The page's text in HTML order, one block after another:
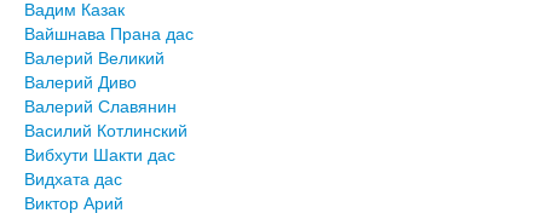
Вадим Казак
Вайшнава Прана дас
Валерий Великий
Валерий Диво
Валерий Славянин
Василий Котлинский
Вибхути Шакти дас
Видхата дас
Виктор Арий